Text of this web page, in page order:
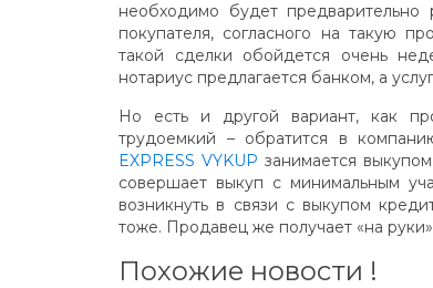
необходимо будет
покупателя, согласного на такую
такой сделки обойдется очень
нотариус предлагается банком, а
Но есть и другой вариант, как
трудоемкий – обратится в
EXPRESS VYKUP занимается
совершает выкуп с минимальным
возникнуть в связи с выкупом
тоже. Продавец же получает «на
Похожие новости !